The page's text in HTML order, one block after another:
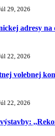
29, 2026
adresy na
22, 2026
volebnej
22, 2026